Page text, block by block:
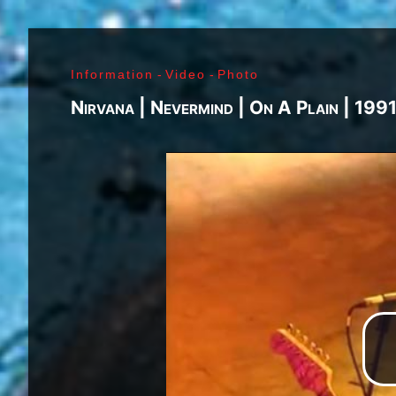
Information - Video - Photo
Nirvana | Nevermind | On A Plain | 1991
J. Ramone - Ian Curtis - Bernard Sumner -
Paul Jones - John Bonham - Jim Morrison - Ray
Lenny Kaye - Jay Dee Daugherty - Jackson
Fred «Sonic» Smith - Kasim Sulton - Oliver Ray
Jimi Hendrix - Noel Redding - Mitch Mitchell -
Joplin - Sam Andrew - Peter Albin - David Getz
- Brad Campbell - Clark Pierson - Ad-Rock -
- Bernie Bonvoisin - Norbert Krief - Yves Brusco
Jones - Sid Vicious - Glen Matlock - Paul Cook
Émile Hanela «Jeannot» - Brian Johnson - Bon
1969, III - 1970, Morrison Hotel - 1970, IV -
Holy - 1973, Physical Graffiti - 1975, Horses -
Never Mind The Bollocks, Here's The Sex
Enough Rope - 1978, Highway To Hell - 1979,
Black - 1980, Love Will Tear Us Apart - 1980,